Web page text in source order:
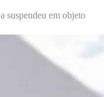
suspendeu em objeto